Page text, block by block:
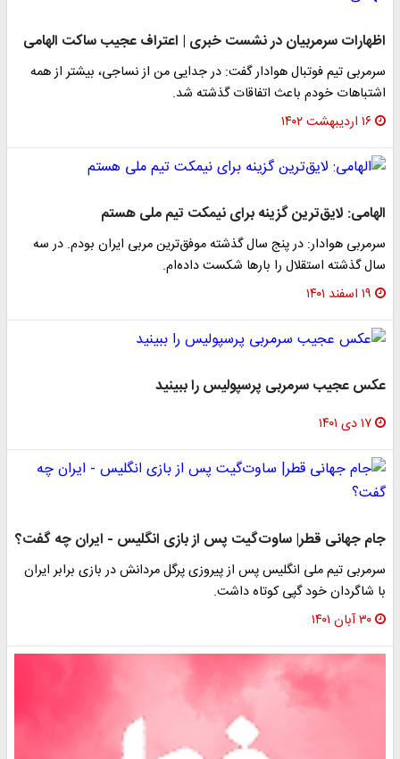
اظهارات سرمربیان در نشست خبری | اعتراف عجیب ساکت الهامی
سرمربی تیم فوتبال هوادار گفت: در جدایی من از نساجی، بیشتر از همه
اشتباهات خودم باعث اتفاقات گذشته شد.
۱۶ اردیبهشت ۱۴۰۲
الهامی: لایق‌ترین گزینه برای نیمکت تیم ملی هستم
سرمربی هوادار: در پنج سال گذشته موفق‌ترین مربی ایران بودم. در سه
سال گذشته استقلال را بارها شکست داده‌ام.
۱۹ اسفند ۱۴۰۱
عکس عجیب سرمربی پرسپولیس را ببینید
۱۷ دی ۱۴۰۱
جام جهانی قطر| ساوت‌گیت پس از بازی انگلیس - ایران چه گفت؟
سرمربی تیم ملی انگلیس پس از پیروزی پرگل مردانش در بازی برابر ایران
با شاگردان خود گپی کوتاه داشت.
۳۰ آبان ۱۴۰۱